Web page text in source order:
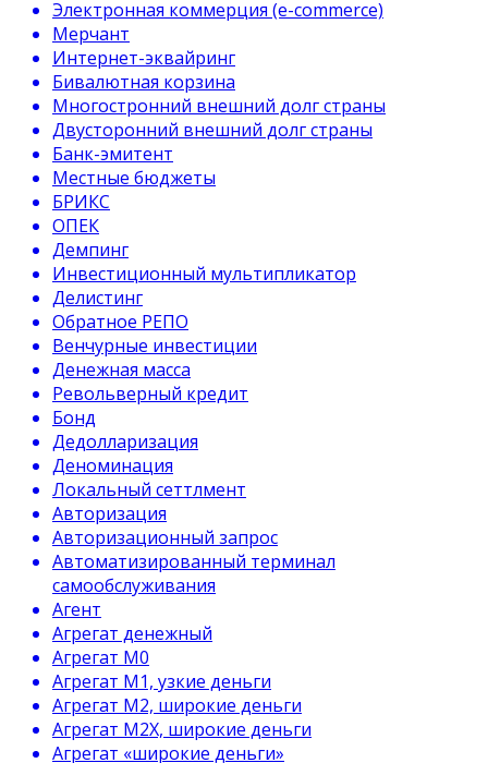
Электронная коммерция (e-commerce)
Мерчант
Интернет-эквайринг
Бивалютная корзина
Многостронний внешний долг страны
Двусторонний внешний долг страны
Банк-эмитент
Местные бюджеты
БРИКС
ОПЕК
Демпинг
Инвестиционный мультипликатор
Делистинг
Обратное РЕПО
Венчурные инвестиции
Денежная масса
Револьверный кредит
Бонд
Дедолларизация
Деноминация
Локальный сеттлмент
Авторизация
Авторизационный запрос
Автоматизированный терминал
самообслуживания
Агент
Агрегат денежный
Агрегат М0
Агрегат М1, узкие деньги
Агрегат М2, широкие деньги
Агрегат М2Х, широкие деньги
Агрегат «широкие деньги»